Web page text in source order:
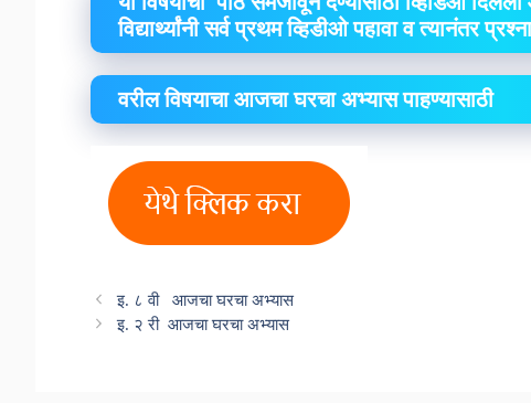
विद्यार्थ्यांनी सर्व प्रथम व्हिडीओ पहावा व त्यानंतर
वरील विषयाचा आजचा घरचा अभ्यास पाहण्यासाठी
इ. ८ वी आजचा घरचा अभ्यास
इ. २ री आजचा घरचा अभ्यास